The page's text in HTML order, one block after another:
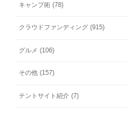
キャンプ術 (78)
クラウドファンディング (915)
グルメ (106)
その他 (157)
テントサイト紹介 (7)